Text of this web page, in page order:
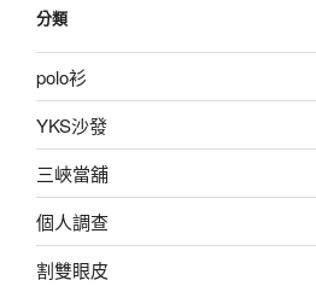
分類
polo衫
YKS沙發
三峽當舖
個人調查
割雙眼皮